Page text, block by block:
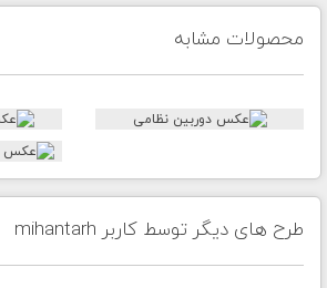
محصولات مشابه
طرح های دیگر توسط کاربر mihantarh